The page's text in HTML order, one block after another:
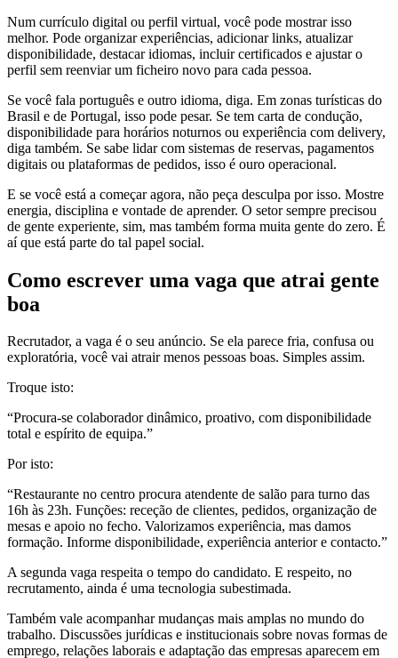
Num currículo digital ou perfil virtual, você pode mostrar isso
melhor. Pode organizar experiências, adicionar links, atualizar
disponibilidade, destacar idiomas, incluir certificados e ajustar o
perfil sem reenviar um ficheiro novo para cada pessoa.
Se você fala português e outro idioma, diga. Em zonas turísticas do
Brasil e de Portugal, isso pode pesar. Se tem carta de condução,
disponibilidade para horários noturnos ou experiência com delivery,
diga também. Se sabe lidar com sistemas de reservas, pagamentos
digitais ou plataformas de pedidos, isso é ouro operacional.
E se você está a começar agora, não peça desculpa por isso. Mostre
energia, disciplina e vontade de aprender. O setor sempre precisou
de gente experiente, sim, mas também forma muita gente do zero. É
aí que está parte do tal papel social.
Como escrever uma vaga que atrai gente
boa
Recrutador, a vaga é o seu anúncio. Se ela parece fria, confusa ou
exploratória, você vai atrair menos pessoas boas. Simples assim.
Troque isto:
“Procura-se colaborador dinâmico, proativo, com disponibilidade
total e espírito de equipa.”
Por isto:
“Restaurante no centro procura atendente de salão para turno das
16h às 23h. Funções: receção de clientes, pedidos, organização de
mesas e apoio no fecho. Valorizamos experiência, mas damos
formação. Informe disponibilidade, experiência anterior e contacto.”
A segunda vaga respeita o tempo do candidato. E respeito, no
recrutamento, ainda é uma tecnologia subestimada.
Também vale acompanhar mudanças mais amplas no mundo do
trabalho. Discussões jurídicas e institucionais sobre novas formas de
emprego, relações laborais e adaptação das empresas aparecem em